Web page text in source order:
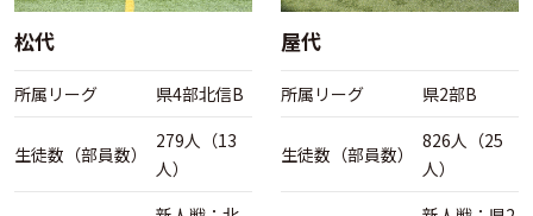
松代
所属リーグ 県4部北信B
生徒数（部員数）
279人（13
人）
屋代
所属リーグ 県2部B
生徒数（部員数）
826人（25
人）